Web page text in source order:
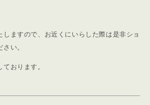
しますので、お近くにいらした際は是非ショ
い。
おります。